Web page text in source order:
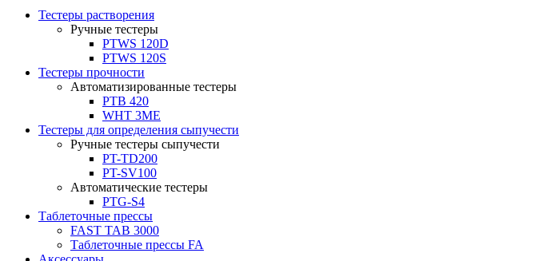
Тестеры растворения
Ручные тестеры
PTWS 120D
PTWS 120S
Тестеры прочности
Автоматизированные тестеры
PTB 420
WHT 3ME
Тестеры для определения сыпучести
Ручные тестеры сыпучести
PT-TD200
PT-SV100
Автоматические тестеры
PTG-S4
Таблеточные прессы
FAST TAB 3000
Таблеточные прессы FA